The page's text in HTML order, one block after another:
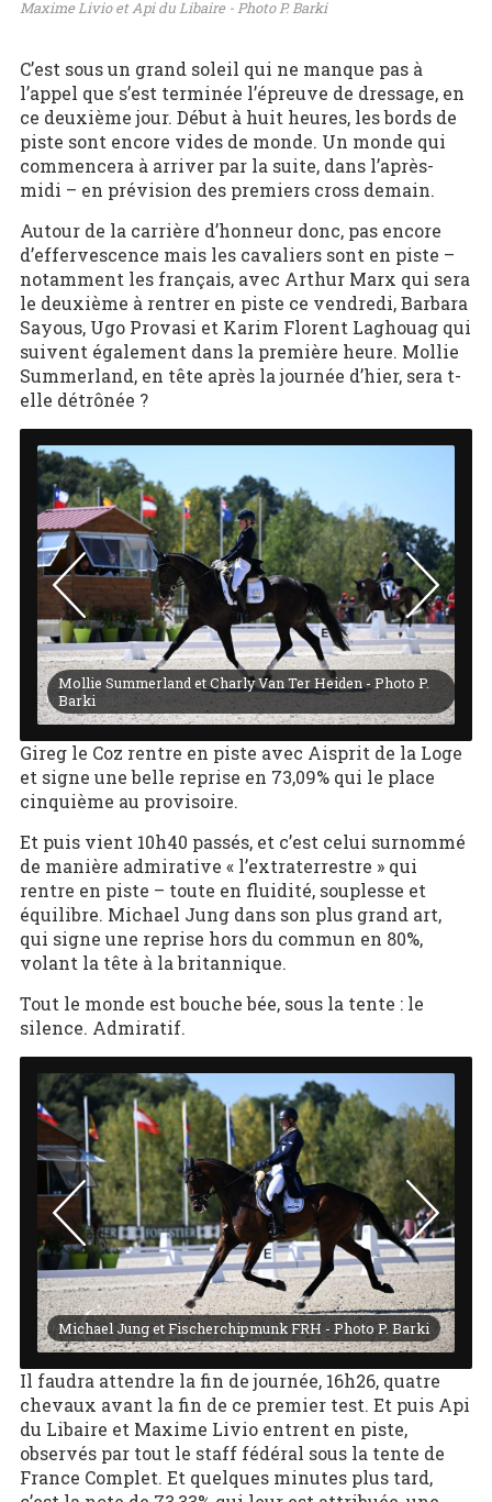
Maxime Livio et Api du Libaire - Photo P. Barki
C’est sous un grand soleil qui ne manque pas à
l’appel que s’est terminée l’épreuve de dressage, en
ce deuxième jour. Début à huit heures, les bords de
piste sont encore vides de monde. Un monde qui
commencera à arriver par la suite, dans l’après-
midi – en prévision des premiers cross demain.
Autour de la carrière d’honneur donc, pas encore
d’effervescence mais les cavaliers sont en piste –
notamment les français, avec Arthur Marx qui sera
le deuxième à rentrer en piste ce vendredi, Barbara
Sayous, Ugo Provasi et Karim Florent Laghouag qui
suivent également dans la première heure. Mollie
Summerland, en tête après la journée d’hier, sera t-
elle détrônée ?
Mollie Summerland et Charly Van Ter Heiden - Photo P.
Barki
Gireg le Coz rentre en piste avec Aisprit de la Loge
et signe une belle reprise en 73,09% qui le place
cinquième au provisoire.
Et puis vient 10h40 passés, et c’est celui surnommé
de manière admirative « l’extraterrestre » qui
rentre en piste – toute en fluidité, souplesse et
équilibre. Michael Jung dans son plus grand art,
qui signe une reprise hors du commun en 80%,
volant la tête à la britannique.
Tout le monde est bouche bée, sous la tente : le
silence. Admiratif.
Michael Jung et Fischerchipmunk FRH - Photo P. Barki
Il faudra attendre la fin de journée, 16h26, quatre
chevaux avant la fin de ce premier test. Et puis Api
du Libaire et Maxime Livio entrent en piste,
observés par tout le staff fédéral sous la tente de
France Complet. Et quelques minutes plus tard,